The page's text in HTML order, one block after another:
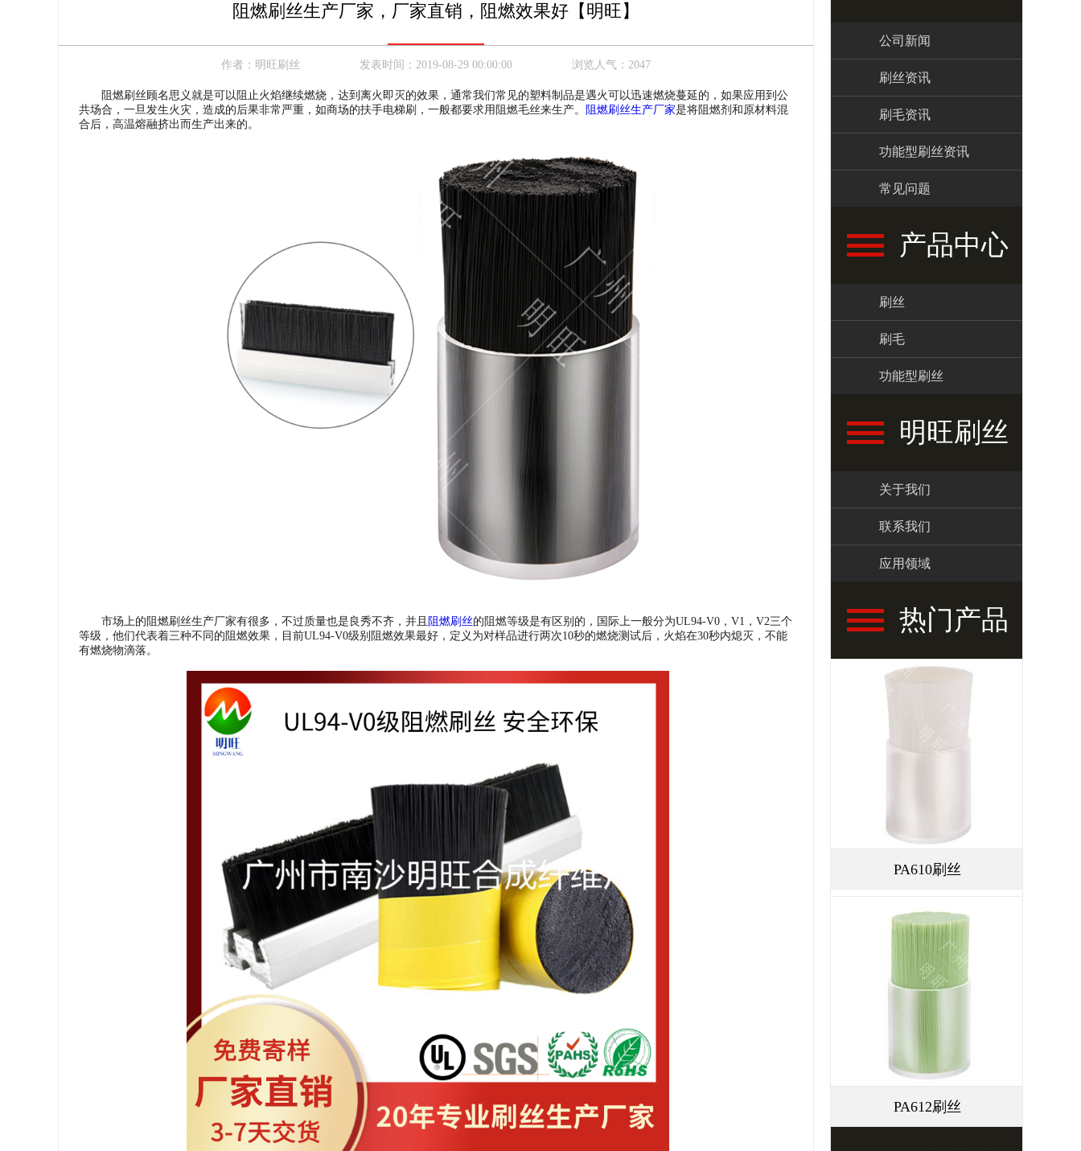
阻燃刷丝生产厂家，厂家直销，阻燃效果好【明旺】
作者： 明旺刷丝 发表时间： 2019-08-29 00:00:00 浏览人气： 2047
阻燃刷丝顾名思义就是可以阻止火焰继续燃烧，达到离火即灭的效果，通常我们常见的塑料制品是遇火可以迅速燃烧蔓延的，如果应用到公
共场合，一旦发生火灾，造成的后果非常严重，如商场的扶手电梯刷，一般都要求用阻燃毛丝来生产。
阻燃刷丝生产厂家是将阻燃剂和原材料混
合后，高温熔融挤出而生产出来的。
市场上的阻燃刷丝生产厂家有很多，不过质量也是良秀不齐，并且 阻燃刷丝的阻燃等级是有区别的，国际上一般分为UL94-V0，V1，V2三个
等级，他们代表着三种不同的阻燃效果，目前UL94-V0级别阻燃效果最好，定义为对样品进行两次10秒的燃烧测试后，火焰在30秒内熄灭，不能
有燃烧物滴落。
公司新闻
刷丝资讯
刷毛资讯
功能型刷丝资讯
常见问题
产品中心
刷丝
刷毛
功能型刷丝
明旺刷丝
关于我们
联系我们
应用领域
热门产品
PA610刷丝
PA612刷丝